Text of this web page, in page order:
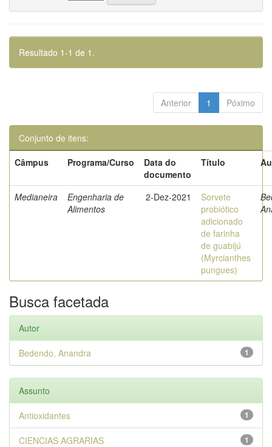
Resultado 1-1 de 1.
Anterior 1 Póximo
Conjunto de itens:
Câmpus
Programa/Curso
Data do
documento
Título
Medianeira
Engenharia de
Alimentos
2-Dez-2021
Sorvete
probiótico
adicionado
de farinha
de guabijú
(Myrcianthes
pungues)
Busca facetada
Autor
1
Bedendo, Anandra
Assunto
1
Antioxidantes
1
CIENCIAS AGRARIAS